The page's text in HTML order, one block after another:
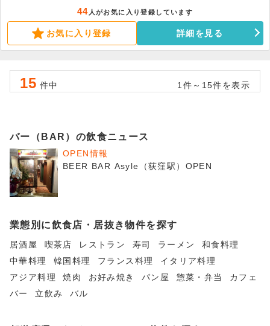
44 人がお気に入り登録しています
お気に入り登録 詳細を見る
15 件中 1件～15件を表示
バー（BAR）の飲食ニュース
OPEN情報
BEER BAR Asyle（荻窪駅）OPEN
業態別に飲食店・居抜き物件を探す
居酒屋 喫茶店 レストラン 寿司 ラーメン
和食料理
中華料理
韓国料理 フランス料理
イタリア料理
アジア料理
焼肉 お好み焼き パン屋 惣菜・弁当
カフェ
バー
立飲み バル